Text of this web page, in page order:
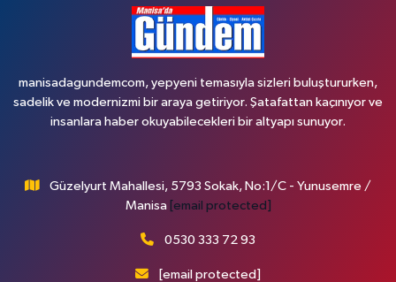
manisadagundemcom, yepyeni temasıyla sizleri buluştururken,
sadelik ve modernizmi bir araya getiriyor. Şatafattan kaçınıyor ve
insanlara haber okuyabilecekleri bir altyapı sunuyor.
Güzelyurt Mahallesi, 5793 Sokak, No:1/C - Yunusemre /
Manisa [email protected]
0530 333 72 93
[email protected]